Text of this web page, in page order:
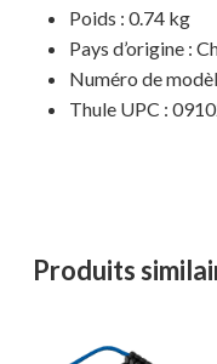
Poids : 0.74 kg
Pays d’origine :
Numéro de
Thule UPC :
Produits